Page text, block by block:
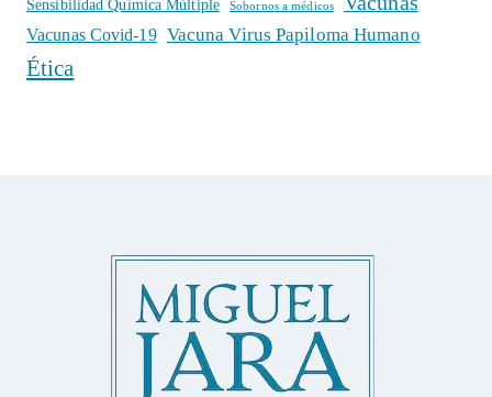
Sensibilidad Química Múltiple Sobornos a médicos
Vacunas Covid-19 Vacuna Virus Papiloma Humano
Ética